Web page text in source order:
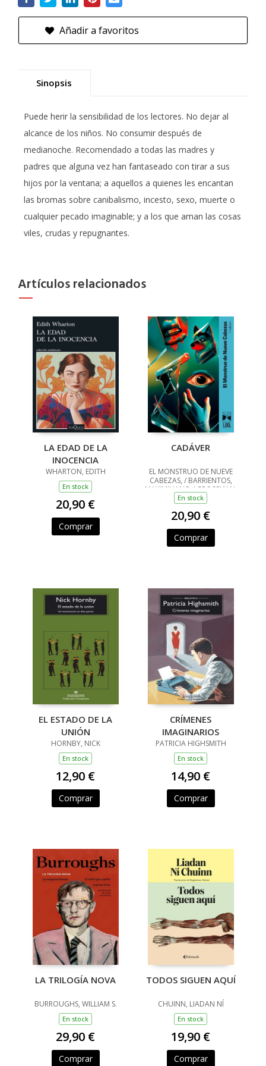
Añadir a favoritos
Sinopsis
Puede herir la sensibilidad de los lectores. No dejar al
alcance de los niños. No consumir después de
medianoche. Recomendado a todas las madres y
padres que alguna vez han fantaseado con tirar a sus
hijos por la ventana; a aquellos a quienes les encantan
las bromas sobre canibalismo, incesto, sexo, muerte o
cualquier pecado imaginable; y a los que aman las cosas
viles, crudas y repugnantes.
Artículos relacionados
LA EDAD DE LA
INOCENCIA
WHARTON, EDITH
En stock
20,90 €
Comprar
CADÁVER
EL MONSTRUO DE NUEVE
CABEZAS, / BARRIENTOS,
MAXIMILIANO / GROSSMAN,
LUCILA / ANCIRA, LOLA /
RIVERO, GIOVANNA /
BARRAGÁN, LUIS CARLOS /
REYES, KAREN A
En stock
20,90 €
Comprar
EL ESTADO DE LA
UNIÓN
HORNBY, NICK
En stock
12,90 €
Comprar
CRÍMENES
IMAGINARIOS
PATRICIA HIGHSMITH
En stock
14,90 €
Comprar
LA TRILOGÍA NOVA
BURROUGHS, WILLIAM S.
En stock
29,90 €
Comprar
TODOS SIGUEN AQUÍ
CHUINN, LIADAN NÍ
En stock
19,90 €
Comprar